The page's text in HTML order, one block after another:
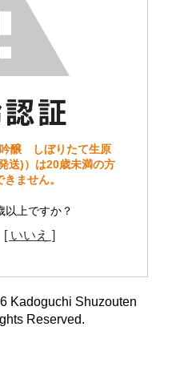
醸 しぼりたて生原
)）は20歳未満の方
ません。
以上ですか？
[ いいえ ]
Kadoguchi Shuzouten
Reserved.